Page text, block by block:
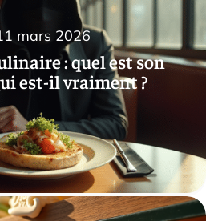
: quel est son
est-il vraiment ?
mars 2026